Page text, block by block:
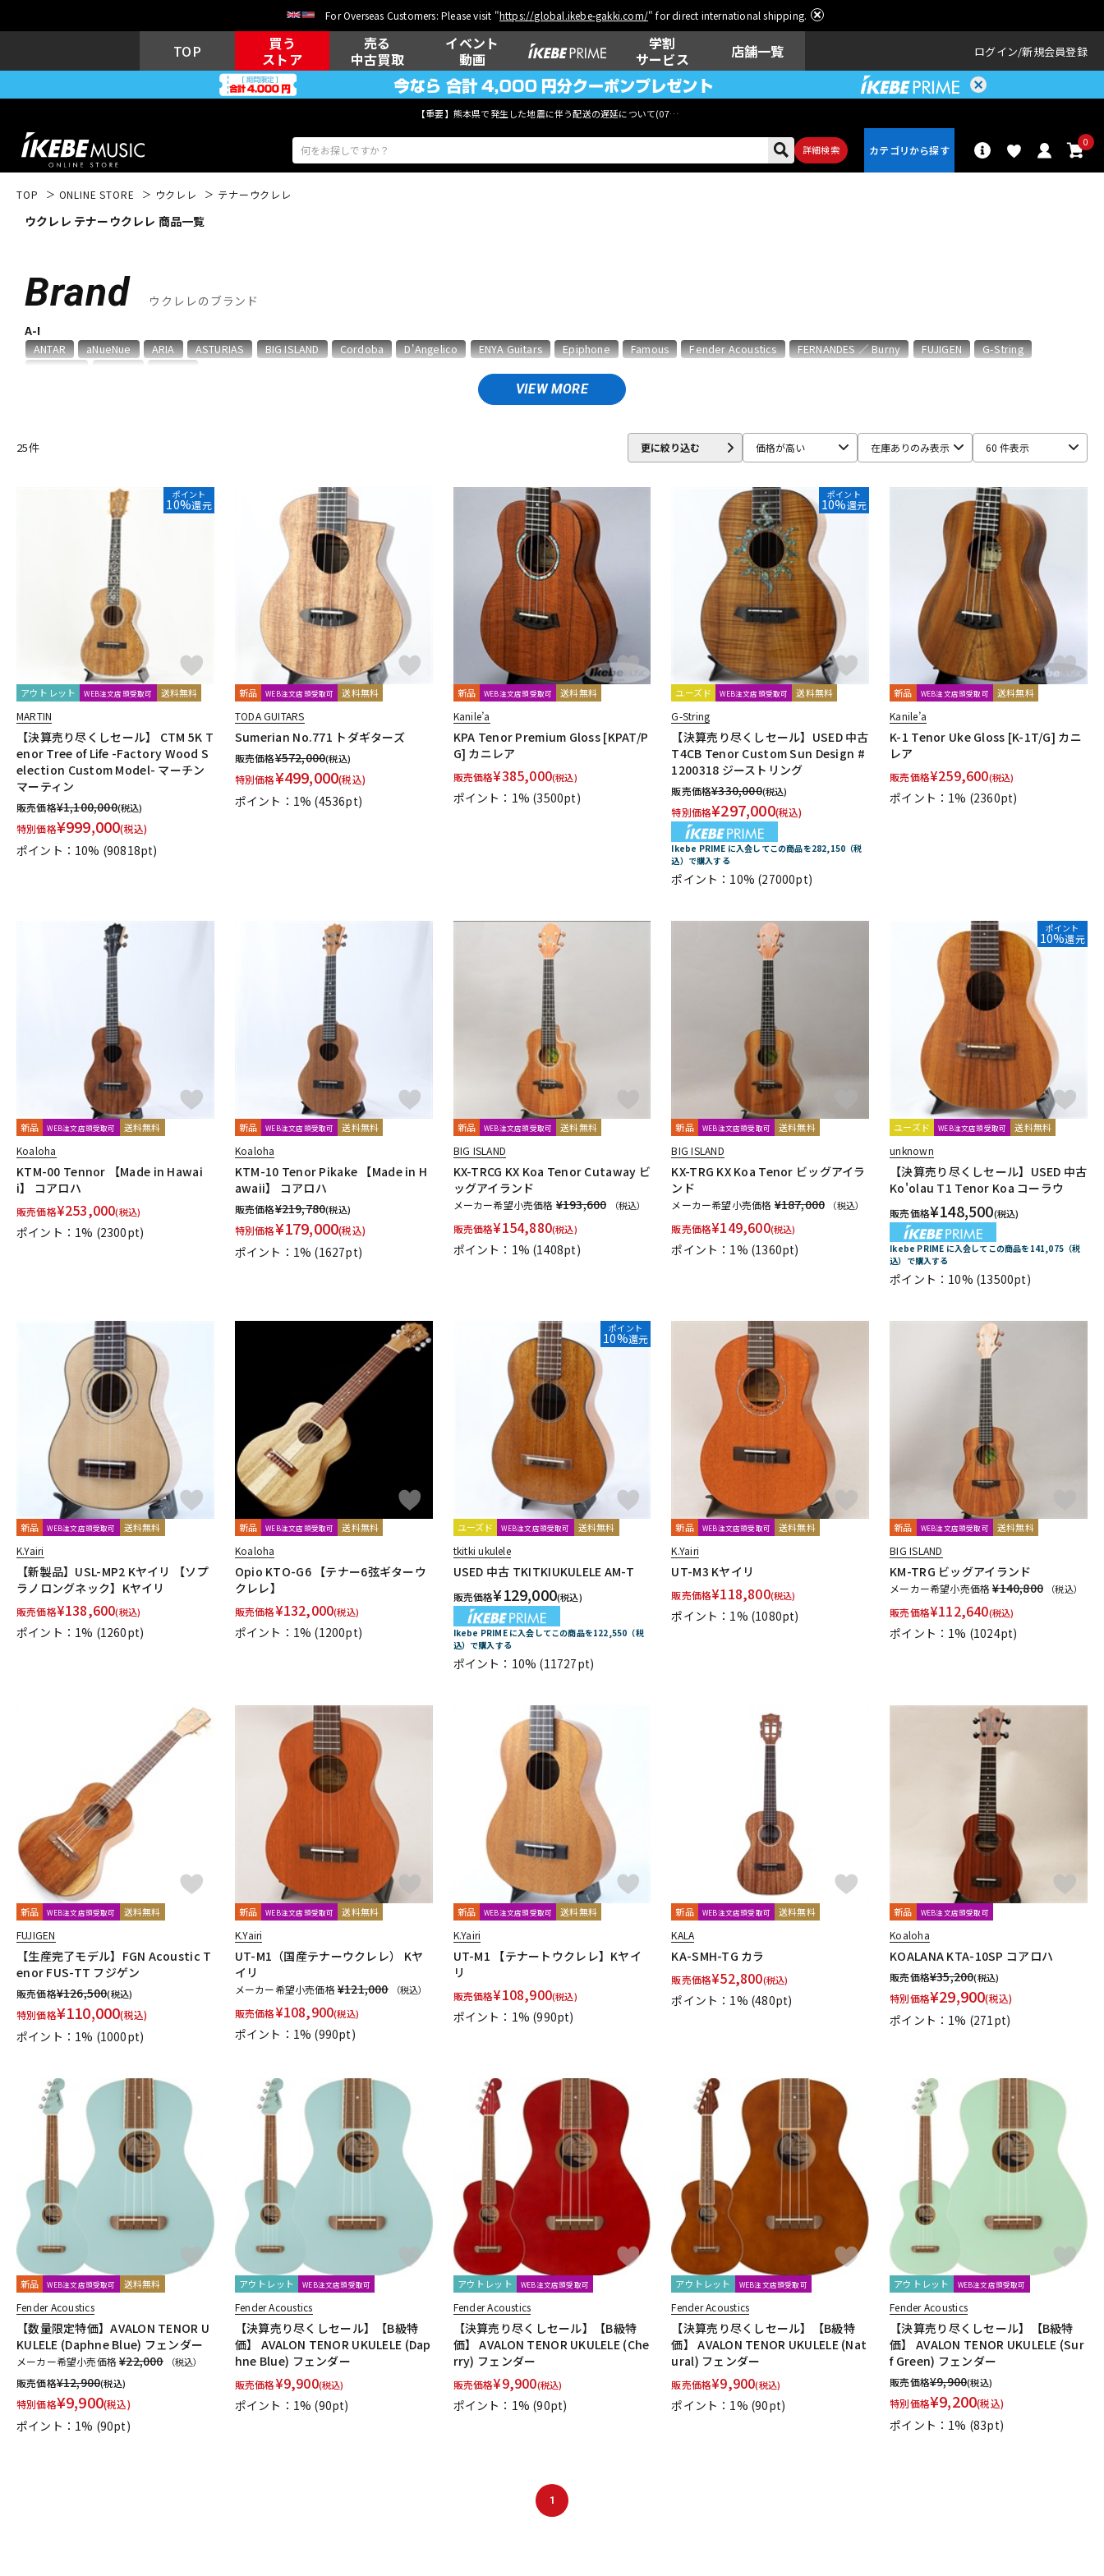
For Overseas Customers: Please visit "https://global.ikebe-gakki.com/" for direct international shipping.
TOP
買う
ストア
売る
中古買取
イベント
動画
学割
サービス
店舗一覧 ログイン 新規会員登録
【重要】熊本県で発生した地震に伴う配送の遅延について(07月29日
詳細検索
0
エレキギター
キーボード
DTM オンラ
イン納品
レコーディン
グ機器
TOP ONLINE STORE ウクレレ テナーウクレレ
ウクレレ テナーウクレレ 商品一覧
Brand ウクレレのブランド
VIEW MORE
A-I
ANTAR aNueNue ARIA ASTURIAS BIG ISLAND Cordoba D'Angelico ENYA Guitars Epiphone Famous Fender Acoustics FERNANDES ／ Burny FUJIGEN
G-String
L.Luthier LAVA MUSIC
S-Y
SAKURA UKULELE G-LABO
25件 更に絞り込む 価格が高い 在庫ありのみ表示 60 件表示
ポイント
10%還元
アウトレット WEB注文店頭受取可 送料無料
MARTIN
【決算売り尽くしセール】 CTM 5K T
enor Tree of Life -Factory Wood S
election Custom Model- マーチン
マーティン
販売価格¥1,100,000(税込)
特別価格¥999,000(税込)
ポイント：10% (90818pt)
新品 WEB注文店頭受取可 送料無料
TODA GUITARS
Sumerian No.771 トダギターズ
販売価格¥572,000(税込)
特別価格¥499,000(税込)
ポイント：1% (4536pt)
新品 WEB注文店頭受取可 送料無料
Kanile’a
KPA Tenor Premium Gloss [KPAT/P
G] カニレア
販売価格¥385,000(税込)
ポイント：1% (3500pt)
ポイント
10%還元
ユーズド WEB注文店頭受取可 送料無料
G-String
【決算売り尽くしセール】USED 中古
T4CB Tenor Custom Sun Design #
1200318 ジーストリング
販売価格¥330,000(税込)
特別価格¥297,000(税込)
Ikebe PRIME に入会してこの商品を282,150（税
込）で購入する
ポイント：10% (27000pt)
新品 WEB注文店頭受取可 送料無料
Kanile’a
K-1 Tenor Uke Gloss [K-1T/G] カニ
レア
販売価格¥259,600(税込)
ポイント：1% (2360pt)
新品 WEB注文店頭受取可 送料無料
Koaloha
KTM-00 Tennor 【Made in Hawai
i】 コアロハ
販売価格¥253,000(税込)
ポイント：1% (2300pt)
新品 WEB注文店頭受取可 送料無料
Koaloha
KTM-10 Tenor Pikake 【Made in H
awaii】 コアロハ
販売価格¥219,780(税込)
特別価格¥179,000(税込)
ポイント：1% (1627pt)
新品 WEB注文店頭受取可 送料無料
BIG ISLAND
KX-TRCG KX Koa Tenor Cutaway ビ
ッグアイランド
メーカー希望小売価格 ¥193,600 （税込）
販売価格¥154,880(税込)
ポイント：1% (1408pt)
新品 WEB注文店頭受取可 送料無料
BIG ISLAND
KX-TRG KX Koa Tenor ビッグアイラ
ンド
メーカー希望小売価格 ¥187,000 （税込）
販売価格¥149,600(税込)
ポイント：1% (1360pt)
ポイント
10%還元
ユーズド WEB注文店頭受取可 送料無料
unknown
【決算売り尽くしセール】USED 中古
Ko'olau T1 Tenor Koa コーラウ
販売価格¥148,500(税込)
Ikebe PRIME に入会してこの商品を141,075（税
込）で購入する
ポイント：10% (13500pt)
新品 WEB注文店頭受取可 送料無料
K.Yairi
【新製品】USL-MP2 Kヤイリ 【ソプ
ラノロングネック】Kヤイリ
販売価格¥138,600(税込)
ポイント：1% (1260pt)
新品 WEB注文店頭受取可 送料無料
Koaloha
Opio KTO-G6 【テナー6弦ギターウ
クレレ】
販売価格¥132,000(税込)
ポイント：1% (1200pt)
ポイント
10%還元
ユーズド WEB注文店頭受取可 送料無料
tkitki ukulele
USED 中古 TKITKIUKULELE AM-T
販売価格¥129,000(税込)
Ikebe PRIME に入会してこの商品を122,550（税
込）で購入する
ポイント：10% (11727pt)
新品 WEB注文店頭受取可 送料無料
K.Yairi
UT-M3 Kヤイリ
販売価格¥118,800(税込)
ポイント：1% (1080pt)
新品 WEB注文店頭受取可 送料無料
BIG ISLAND
KM-TRG ビッグアイランド
メーカー希望小売価格¥140,800 （税込）
販売価格¥112,640(税込)
ポイント：1% (1024pt)
新品 WEB注文店頭受取可 送料無料
FUJIGEN
【生産完了モデル】FGN Acoustic T
enor FUS-TT フジゲン
販売価格¥126,500(税込)
特別価格¥110,000(税込)
ポイント：1% (1000pt)
新品 WEB注文店頭受取可 送料無料
K.Yairi
UT-M1（国産テナーウクレレ） Kヤ
イリ
メーカー希望小売価格¥121,000 （税込）
販売価格¥108,900(税込)
ポイント：1% (990pt)
新品 WEB注文店頭受取可 送料無料
K.Yairi
UT-M1 【テナートウクレレ】Kヤイ
リ
販売価格¥108,900(税込)
ポイント：1% (990pt)
新品 WEB注文店頭受取可 送料無料
KALA
KA-SMH-TG カラ
販売価格¥52,800(税込)
ポイント：1% (480pt)
新品 WEB注文店頭受取可
Koaloha
KOALANA KTA-10SP コアロハ
販売価格¥35,200(税込)
特別価格¥29,900(税込)
ポイント：1% (271pt)
新品 WEB注文店頭受取可 送料無料
Fender Acoustics
【数量限定特価】AVALON TENOR U
KULELE (Daphne Blue) フェンダー
メーカー希望小売価格¥22,000 （税込）
販売価格¥12,900(税込)
特別価格¥9,900(税込)
ポイント：1% (90pt)
アウトレット WEB注文店頭受取可
Fender Acoustics
【決算売り尽くしセール】【B級特
価】 AVALON TENOR UKULELE (Dap
hne Blue) フェンダー
販売価格¥9,900(税込)
ポイント：1% (90pt)
アウトレット WEB注文店頭受取可
Fender Acoustics
【決算売り尽くしセール】【B級特
価】 AVALON TENOR UKULELE (Che
rry) フェンダー
販売価格¥9,900(税込)
ポイント：1% (90pt)
アウトレット WEB注文店頭受取可
Fender Acoustics
【決算売り尽くしセール】【B級特
価】 AVALON TENOR UKULELE (Nat
ural) フェンダー
販売価格¥9,900(税込)
ポイント：1% (90pt)
アウトレット WEB注文店頭受取可
Fender Acoustics
【決算売り尽くしセール】【B級特
価】 AVALON TENOR UKULELE (Sur
f Green) フェンダー
販売価格¥9,900(税込)
特別価格¥9,200(税込)
ポイント：1% (83pt)
1